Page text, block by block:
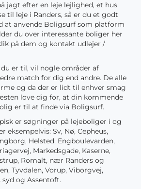
jagt efter en leje lejlighed, et hus
til leje i Randers, så er du et godt
at anvende Boligsurf som platform
du over interessante boliger her
på dem og kontakt udlejer /
er til, vil nogle områder af
match for dig end andre. De alle
og da der er lidt til enhver smag
love dig for, at din kommende
er til at finde via Boligsurf.
er søgninger på lejeboliger i og
eksempelvis: Sv, Nø, Cepheus,
Helsted, Engboulevarden,
Markedsgade, Kaserne,
Romalt, nær Randers og
Tyvdalen, Vorup, Viborgvej,
syd og Assentoft.